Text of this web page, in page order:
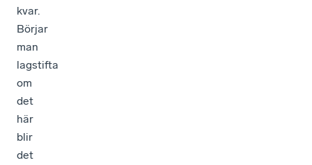
kvar.
Börjar
man
lagstifta
om
det
här
blir
det